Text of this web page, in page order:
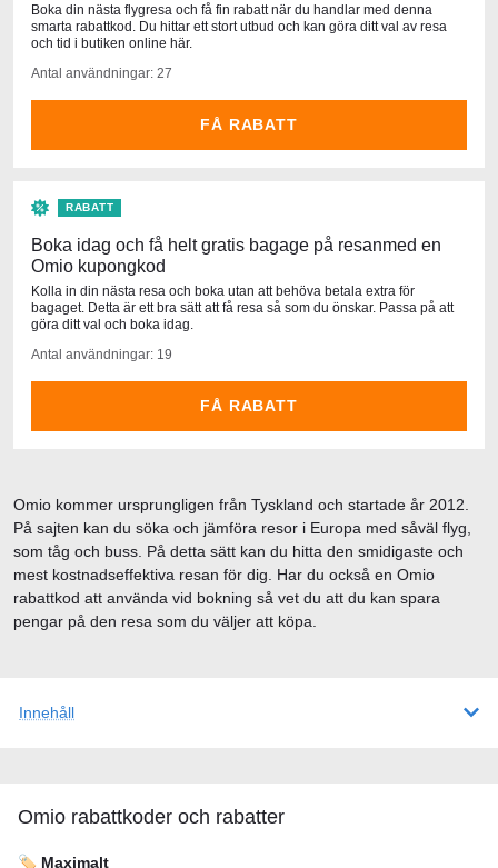
Boka din nästa flygresa och få fin rabatt när du handlar med denna
smarta rabattkod. Du hittar ett stort utbud och kan göra ditt val av resa
och tid i butiken online här.
Antal användningar: 27
FÅ RABATT
RABATT
Boka idag och få helt gratis bagage på resanmed en
Omio kupongkod
Kolla in din nästa resa och boka utan att behöva betala extra för
bagaget. Detta är ett bra sätt att få resa så som du önskar. Passa på att
göra ditt val och boka idag.
Antal användningar: 19
FÅ RABATT
Innehåll
Omio rabattkoder och rabatter
🏷️ Maximalt
Omio kommer ursprungligen från Tyskland och startade år 2012.
På sajten kan du söka och jämföra resor i Europa med såväl flyg,
som tåg och buss. På detta sätt kan du hitta den smidigaste och
mest kostnadseffektiva resan för dig. Har du också en Omio
rabattkod att använda vid bokning så vet du att du kan spara
pengar på den resa som du väljer att köpa.